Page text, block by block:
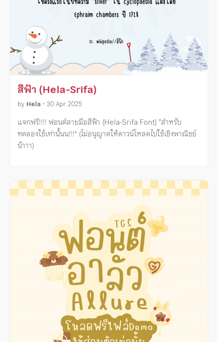
สีฟ้า (Hela-Srifa)
by Hela • 30 Apr 2025
แจกฟรี!!!! ฟอนต์ลายมือสีฟ้า (Hela-Srifa Font) ”สำหรับ
ทดลองใช้เท่านั้นน!!!“ (ไม่อนุญาตให้ดาวน์โหลดไปใช้เชิงพาณิชย์
น้าาา)